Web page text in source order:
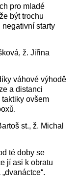
pro mladé
být trochu
starty
ž. Jiřina
váhové výhodě
a distanci
ovšem
st., ž. Michal
té doby se
jí asi k obratu